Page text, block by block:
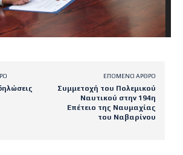
ΕΠΌΜΕΝΟ ΆΡΘΡΟ
Συμμετοχή του Πολεμικού
Ναυτικού στην 194η
Επέτειο της Ναυμαχίας
του Ναβαρίνου